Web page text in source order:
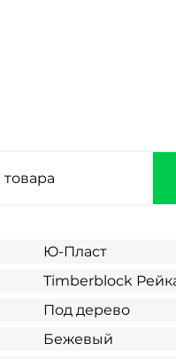
Ю-Пласт
Timberblock
Под дерево
Бежевый